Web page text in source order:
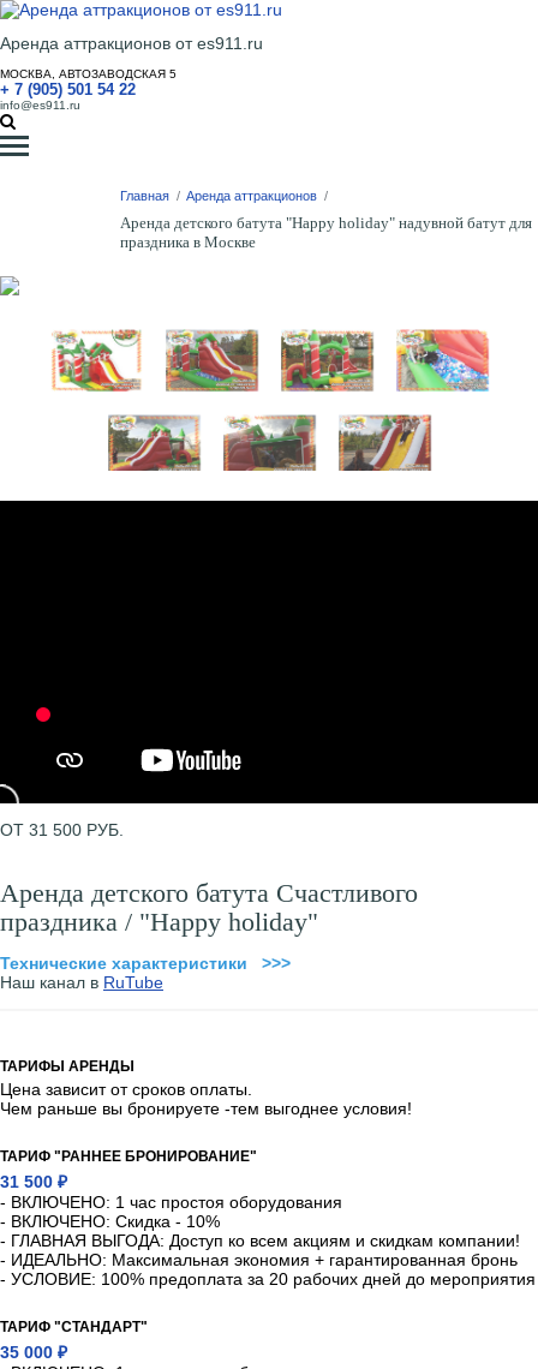
Аренда аттракционов от es911.ru
МОСКВА, АВТОЗАВОДСКАЯ 5
+ 7 (905) 501 54 22
info@es911.ru
Главная / Аренда аттракционов /
Аренда детского батута "Happy holiday" надувной батут для
праздника в Москве
ОТ 31 500 РУБ.
Аренда детского батута Счастливого
праздника / "Happy holiday"
Технические характеристики >>>
Наш канал в RuTube
ТАРИФЫ АРЕНДЫ
Цена зависит от сроков оплаты.
Чем раньше вы бронируете -тем выгоднее условия!
ТАРИФ "РАННЕЕ БРОНИРОВАНИЕ"
31 500 ₽
- ВКЛЮЧЕНО: 1 час простоя оборудования
- ВКЛЮЧЕНО: Скидка - 10%
- ГЛАВНАЯ ВЫГОДА: Доступ ко всем акциям и скидкам компании!
- ИДЕАЛЬНО: Максимальная экономия + гарантированная бронь
- УСЛОВИЕ: 100% предоплата за 20 рабочих дней до мероприятия
ТАРИФ "СТАНДАРТ"
35 000 ₽